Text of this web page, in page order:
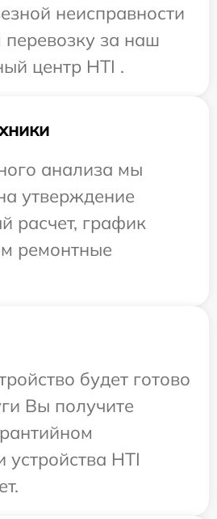
неисправности
за наш
центр HTI .
анализа мы
утверждение
расчет, график
ремонтные
будет готово
Вы получите
HTI